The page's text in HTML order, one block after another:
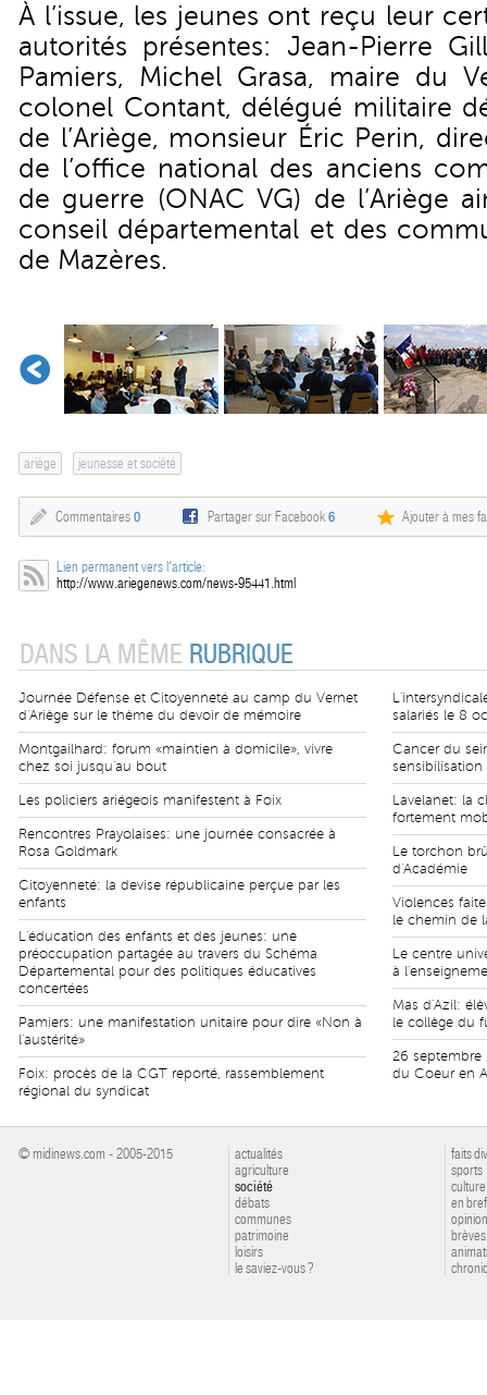
À l’issue, les jeunes ont reçu leur
autorités présentes: Jean-Pierre
Pamiers, Michel Grasa, maire du
colonel Contant, délégué militaire
de l’Ariège, monsieur Éric Perin,
de l’office national des anciens
de guerre (ONAC VG) de l’Ariège
conseil départemental et des
de Mazères.
ariège jeunesse et société
Commentaires 0 Partager sur Facebook6 Ajouter à mes
Lien permanent vers l'article:
http://www.ariegenews.com/news-95441.html
DANS LA MÊME RUBRIQUE
Journée Défense et Citoyenneté au camp du Vernet
d'Ariège sur le thème du devoir de mémoire
Montgailhard: forum «maintien à domicile», vivre
chez soi jusqu'au bout
Les policiers ariégeois manifestent à Foix
Rencontres Prayolaises: une journée consacrée à
Rosa Goldmark
Citoyenneté: la devise républicaine perçue par les
enfants
L'éducation des enfants et des jeunes: une
préoccupation partagée au travers du Schéma
Départemental pour des politiques éducatives
concertées
Pamiers: une manifestation unitaire pour dire «Non à
l'austérité»
Foix: procès de la CGT reporté, rassemblement
régional du syndicat
salariés le 8
Cancer du
sensibilisation
Lavelanet: la
fortement
Le torchon
d'Académie
Violences
le chemin de
Le centre
à
Mas d'Azil:
le collège du
26 septembre
du Coeur en
© midinews.com - 2005-2015
actualités
agriculture
société
débats
communes
patrimoine
loisirs
le saviez-vous ?
faits
sports
culture
en bref
brèves